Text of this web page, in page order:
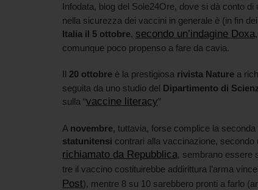
Infodata, blog del Sole24Ore, dove si dà conto di
nella sicurezza dei vaccini in generale è (in fin
Italia il 5 ottobre, secondo un’indagine Doxa
comunque poco propenso a fare da cavia.
Il 20 ottobre è la prestigiosa rivista Nature a
seguita da uno studio del Dipartimento di
sulla “vaccine literacy”
A novembre, tuttavia, forse complice la
statunitensi contrari alla vaccinazione,
richiamato da Repubblica, sembrano essere
tre il vaccino costituirebbe addirittura l’arma
Post), mentre 8 su 10 sarebbero pronti a farlo